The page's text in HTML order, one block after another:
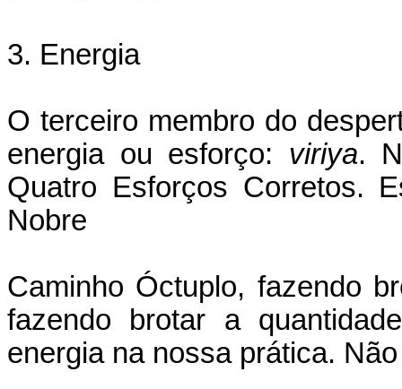
3. Energia
O terceiro membro do
energia ou esforço: viriya.
Quatro Esforços Corretos.
Nobre
Caminho Óctuplo, fazendo
fazendo brotar a
energia na nossa prática.